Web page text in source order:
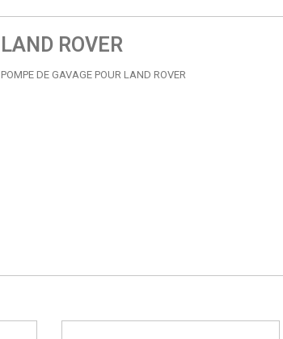
LAND ROVER
POMPE DE GAVAGE POUR LAND ROVER